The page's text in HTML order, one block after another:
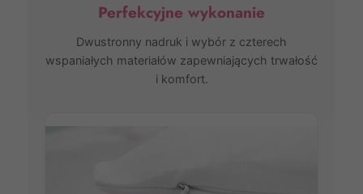
Perfekcyjne wykonanie
Dwustronny nadruk i wybór z czterech
wspaniałych materiałów zapewniających trwałość
i komfort.